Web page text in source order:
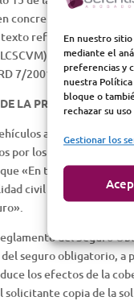
En nuestro
mediante el
preferencias y
nuestra
bloque o
rechazar su
Gestionar los
concreto en las
refundido de la
y en las
7/2001, de 12 de
LA PRIMA Y LA
a motor la
por los vehículos
«En todo lo no
civil derivada de la
del Seguro
seguro obligatorio,
los efectos de la
copia de la